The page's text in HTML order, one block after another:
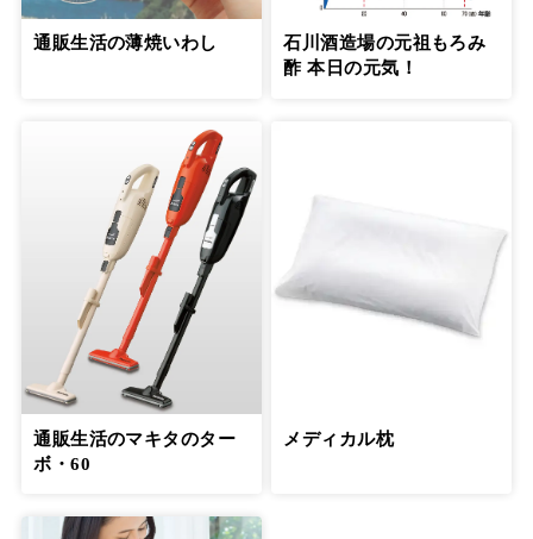
通販生活の薄焼いわし
石川酒造場の元祖もろみ
酢 本日の元気！
通販生活のマキタのター
ボ・60
メディカル枕